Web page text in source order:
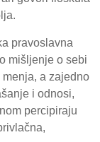
pravoslavna
mišljenje o sebi
a zajedno
i odnosi,
percipiraju